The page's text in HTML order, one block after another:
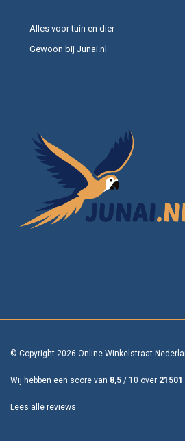
Alles voor tuin en dier
Gewoon bij Junai.nl
© Copyright 2026 Online Winkelstraat
Wij hebben een score van 8,5 / 10 over 21501
Lees alle reviews